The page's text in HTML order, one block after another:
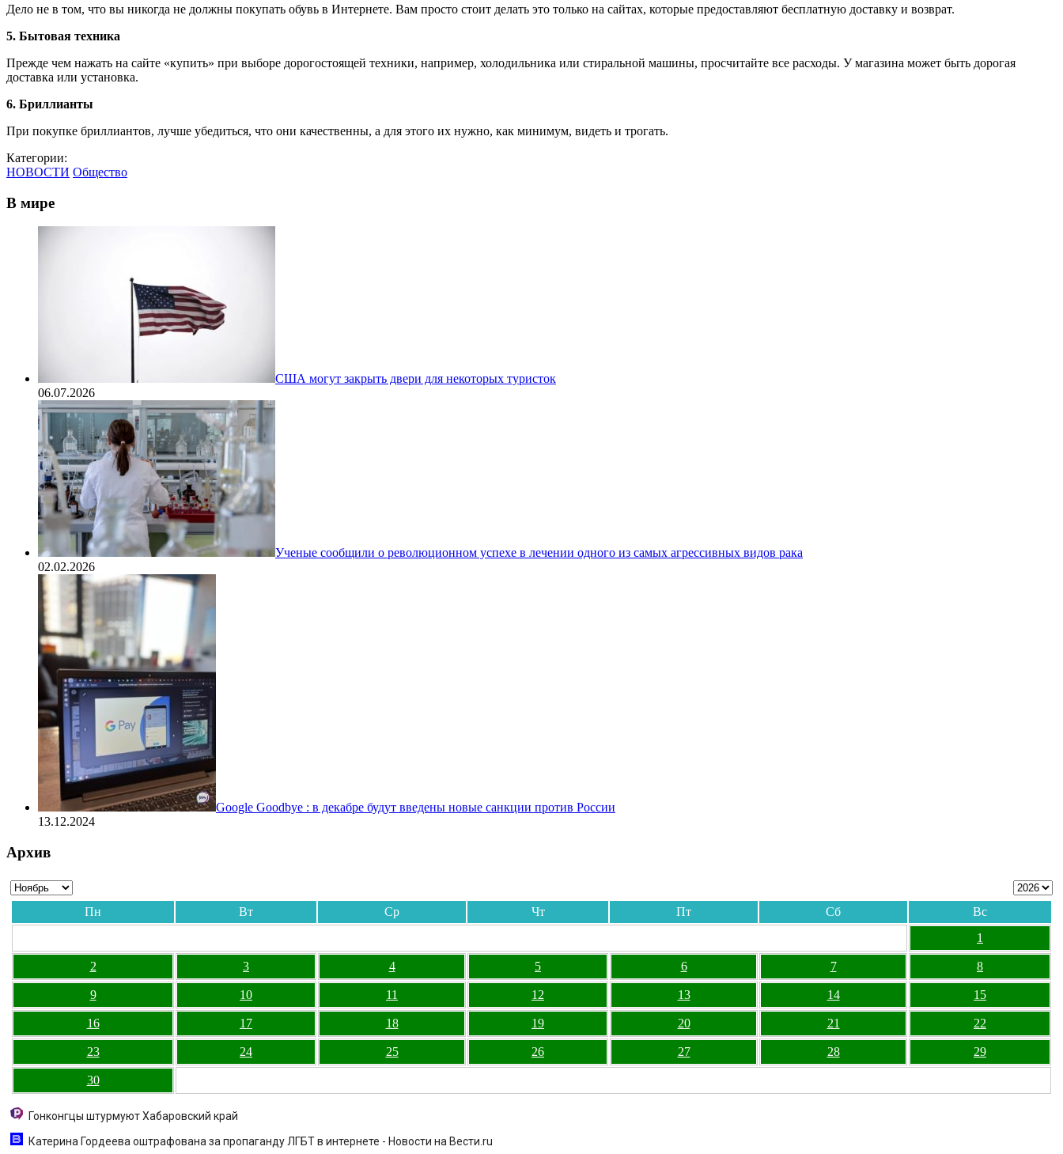
Дело не в том, что вы никогда не должны покупать обувь в Интернете. Вам просто стоит делать это только на сайтах, которые предоставляют бесплатную доставку и возврат.
5. Бытовая техника
Прежде чем нажать на сайте «купить» при выборе дорогостоящей техники, например, холодильника или стиральной машины, просчитайте все расходы. У магазина может быть дорогая
доставка или установка.
6. Бриллианты
При покупке бриллиантов, лучше убедиться, что они качественны, а для этого их нужно, как минимум, видеть и трогать.
Категории:
НОВОСТИ Общество
В мире
США могут закрыть двери для некоторых туристок
06.07.2026
Ученые сообщили о революционном успехе в лечении одного из самых агрессивных видов рака
02.02.2026
Google Goodbye : в декабре будут введены новые санкции против России
13.12.2024
Архив
Пн Вт Ср Чт Пт Сб
Вс
1
2 3 4 5 6 7 8
9 10 11 12 13 14 15
16 17 18 19 20 21 22
23 24 25 26 27 28 29
30
Гонконгцы штурмуют Хабаровский край
Катерина Гордеева оштрафована за пропаганду ЛГБТ в интернете - Новости на Вести.ru